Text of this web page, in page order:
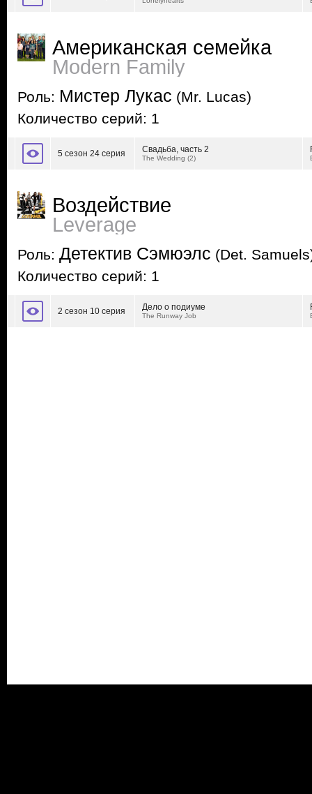
Американская семейка
Modern Family
Роль: Мистер Лукас (Mr. Lucas)
Количество серий: 1
5 сезон 24 серия Свадьба, часть 2
The Wedding (2)
Воздействие
Leverage
Роль: Детектив Сэмюэлс (Det.
Количество серий: 1
2 сезон 10 серия Дело о подиуме
The Runway Job